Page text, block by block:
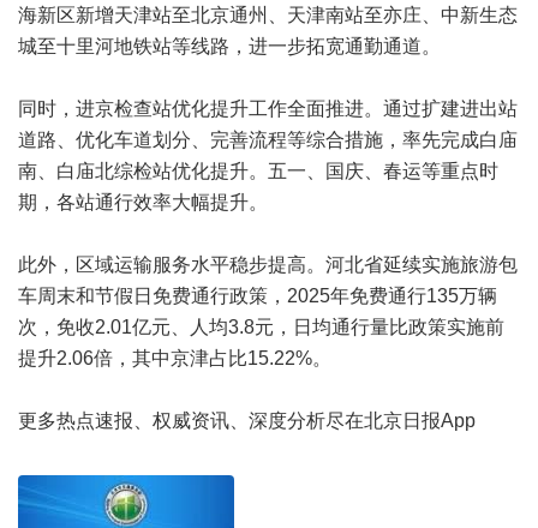
海新区新增天津站至北京通州、天津南站至亦庄、中新生态
城至十里河地铁站等线路，进一步拓宽通勤通道。
同时，进京检查站优化提升工作全面推进。通过扩建进出站
道路、优化车道划分、完善流程等综合措施，率先完成白庙
南、白庙北综检站优化提升。五一、国庆、春运等重点时
期，各站通行效率大幅提升。
此外，区域运输服务水平稳步提高。河北省延续实施旅游包
车周末和节假日免费通行政策，2025年免费通行135万辆
次，免收2.01亿元、人均3.8元，日均通行量比政策实施前
提升2.06倍，其中京津占比15.22%。
更多热点速报、权威资讯、深度分析尽在北京日报App